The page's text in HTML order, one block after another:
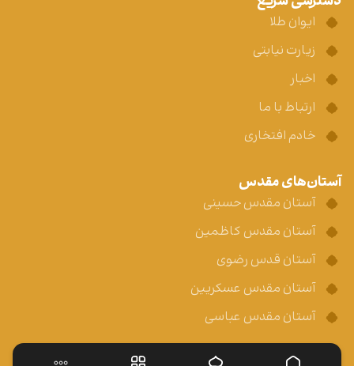
ایوان طلا
زیارت نیابتی
اخبار
ارتباط با ما
خادم افتخاری
آستان‌های مقدس
آستان مقدس حسینی
آستان مقدس کاظمین
آستان قدس رضوی
آستان مقدس عسکریین
آستان مقدس عباسی